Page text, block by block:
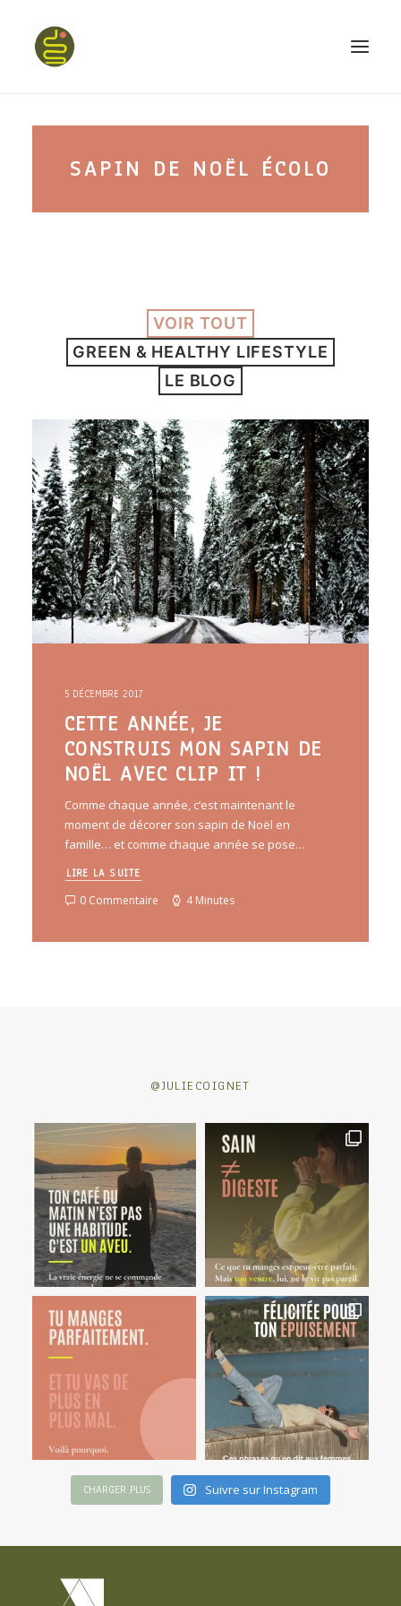
PROGRAMME HAPPY BELLY
CONFÉRENCES
podcast kinoa
YOGA
faire le quiz
Recherche
Panier
SAPIN DE NOËL ÉCOLO
VOIR TOUT
GREEN & HEALTHY LIFESTYLE
LE BLOG
5 DÉCEMBRE 2017
CETTE ANNÉE, JE
CONSTRUIS MON SAPIN DE
NOËL AVEC CLIP IT !
Comme chaque année, c’est maintenant le
moment de décorer son sapin de Noël en
famille… et comme chaque année se pose…
LIRE LA SUITE
0 Commentaire 4 Minutes
@JULIECOIGNET
CHARGER PLUS Suivre sur Instagram